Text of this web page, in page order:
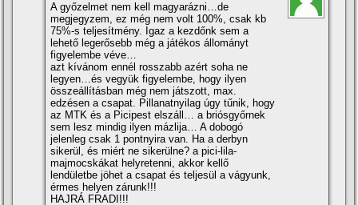
A győzelmet nem kell magyarázni…de
megjegyzem, ez még nem volt 100%, csak kb
75%-s teljesí­tmény. Igaz a kezdőnk sem a
lehető legerősebb még a játékos állományt
figyelembe véve…
azt kí­vánom ennél rosszabb azért soha ne
legyen…és vegyük figyelembe, hogy ilyen
összeállí­tásban még nem játszott, max.
edzésen a csapat. Pillanatnyilag úgy tűnik, hogy
az MTK és a Picipest elszáll… a briósgyőrnek
sem lesz mindig ilyen mázlija… A dobogó
jelenleg csak 1 pontnyira van. Ha a derbyn
sikerül, és miért ne sikerülne? a pici-lila-
majmocskákat helyretenni, akkor kellő
lendületbe jöhet a csapat és teljesül a vágyunk,
érmes helyen zárunk!!!
HAJRÁ FRADI!!!